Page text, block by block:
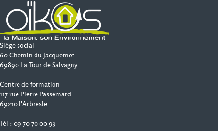
Siège social
60 Chemin du Jacquemet
69890 La Tour de Salvagny
Centre de formation
117 rue Pierre Passemard
69210 l'Arbresle
Tél : 09 70 70 00 93